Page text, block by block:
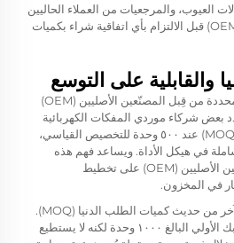
العيوب، والمرجعيات من العملاء الحاليين
من مصنِّعي المعدات الأصلية (OEM) قبل الالتزام بأي اتفاقية شراء بكميات
والقابلية على التوسع
تتفاوت كميات الطلب الدنيا المحددة من قِبل المصنّعين الأصليين (OEM)
بعض شركاء موردي المفكات الكهربائية
الدقيقة كميات الطلب الدنيا (MOQs) عند ٥٠٠ وحدة للتخصيص القياسي،
في هيكل الأداة. ويساعد فهم هذه
الكميات مبكرًا مُشتري المصنّعين الأصليين (OEM) على تخطيط
في المخزون.
والقابلية للتوسّع هي الجانب الآخر من حديث كميات الطلب الدنيا (MOQ).
فالمورد الذي يستطيع تلبية طلبك الأولي البالغ ١٠٠٠ وحدة لكنه لا يستطيع